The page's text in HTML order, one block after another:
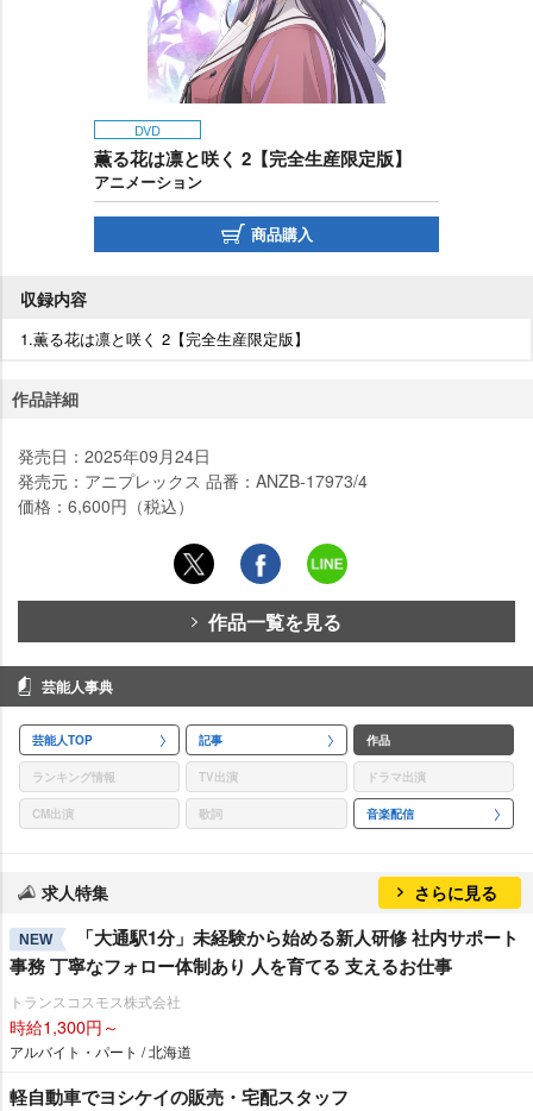
DVD
薫る花は凛と咲く 2【完全生産限定版】
アニメーション
商品購入
収録内容
1.薫る花は凛と咲く 2【完全生産限定版】
作品詳細
発売日：2025年09月24日
発売元：アニプレックス 品番：ANZB-17973/4
価格：6,600円（税込）
作品一覧を見る
芸能人事典
芸能人TOP 記事 作品
ランキング情報 TV出演 ドラマ出演
CM出演 歌詞 音楽配信
求人特集 さらに見る
NEW
「大通駅1分」未経験から始める新人研修 社内サポート
事務 丁寧なフォロー体制あり 人を育てる 支えるお仕事
トランスコスモス株式会社
時給1,300円～
アルバイト・パート / 北海道
軽自動車でヨシケイの販売・宅配スタッフ